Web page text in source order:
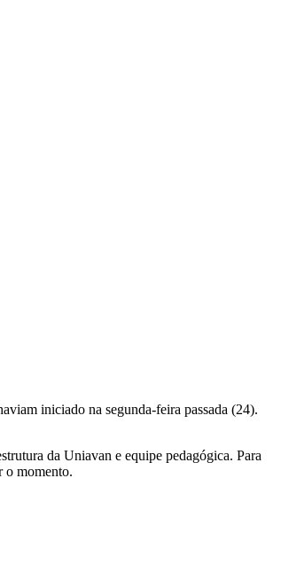
iniciado na segunda-feira passada (24).
da Uniavan e equipe pedagógica. Para
o momento.